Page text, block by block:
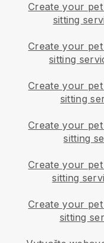
Create your
sitting
Create your
sitting
Create your
sitting
Create your
sitting
Create your
sitting
Create your
sitting